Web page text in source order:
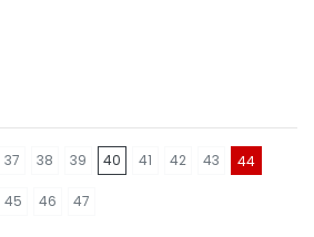
37 38 39 40 41 42 43 44
45 46 47